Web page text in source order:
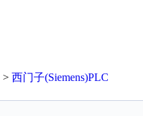
> 西门子(Siemens)PLC